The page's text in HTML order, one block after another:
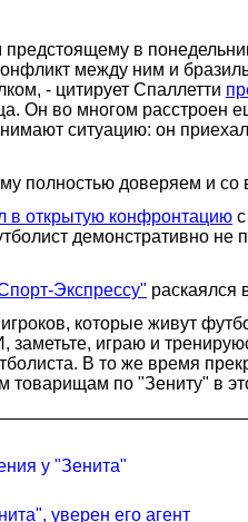
в
между ним и
- цитирует Спаллетти
Он во многом расстроен
ситуацию: он
полностью доверяем и
в открытую конфронтацию
демонстративно не
Экспрессу" раскаялся
которые живут
заметьте, играю и
В то же время
товарищам по "Зениту" в
у "Зенита"
уверен его агент